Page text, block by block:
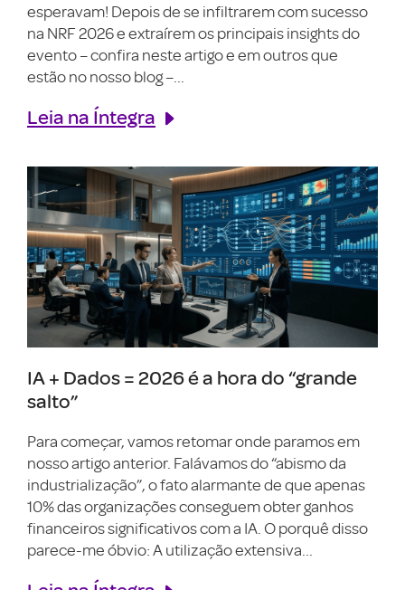
esperavam! Depois de se infiltrarem com sucesso
na NRF 2026 e extraírem os principais insights do
evento – confira neste artigo e em outros que
estão no nosso blog –...
Leia na Íntegra
IA + Dados = 2026 é a hora do “grande
salto”
Para começar, vamos retomar onde paramos em
nosso artigo anterior. Falávamos do “abismo da
industrialização”, o fato alarmante de que apenas
10% das organizações conseguem obter ganhos
financeiros significativos com a IA. O porquê disso
parece-me óbvio: A utilização extensiva...